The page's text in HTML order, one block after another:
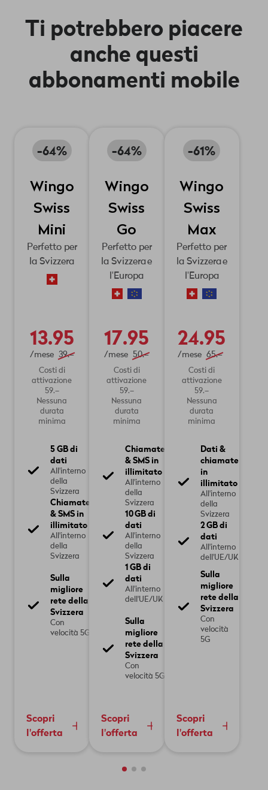
basta un solo
corrente via e-
mail e SMS.
hai il pieno
controllo sul
tuo conto e
sul tuo
abbonamento.
Ti potrebbero piacere
anche questi
abbonamenti mobile
-64%
Wingo
Swiss
Mini
Perfetto per
la Svizzera
13.95
/mese 39.–
Costi di
attivazione
59.–
Nessuna
durata
minima
5 GB di
dati
All'interno
della
Svizzera
Chiamate
& SMS in
illimitato
All'interno
della
Svizzera
Sulla
migliore
rete della
Svizzera
Con
velocità 5G
Scopri
l'offerta
-64%
Wingo
Swiss
Go
Perfetto per
la Svizzera e
l'Europa
17.95
/mese 50.–
Costi di
attivazione
59.–
Nessuna
durata
minima
Chiamate
& SMS in
illimitato
All'interno
della
Svizzera
10 GB di
dati
All'interno
della
Svizzera
1 GB di
dati
All'interno
dell'UE/UK
Sulla
migliore
rete della
Svizzera
Con
velocità 5G
Scopri
l'offerta
-61%
Wingo
Swiss
Max
Perfetto per
la Svizzera e
l'Europa
24.95
/mese 65.–
Costi di
attivazione
59.–
Nessuna
durata
minima
Dati &
chiamate
in
illimitato
All'interno
della
Svizzera
2 GB di
dati
All'interno
dell'UE/UK
Sulla
migliore
rete della
Svizzera
Con
velocità
5G
Scopri
l'offerta